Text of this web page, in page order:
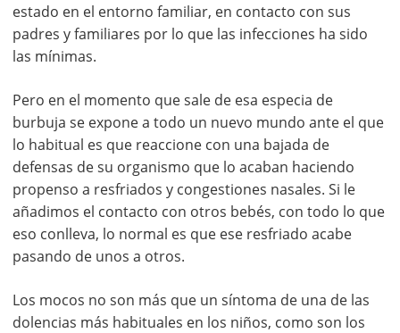
estado en el entorno familiar, en contacto con sus
padres y familiares por lo que las infecciones ha sido
las mínimas.
Pero en el momento que sale de esa especia de
burbuja se expone a todo un nuevo mundo ante el que
lo habitual es que reaccione con una bajada de
defensas de su organismo que lo acaban haciendo
propenso a resfriados y congestiones nasales. Si le
añadimos el contacto con otros bebés, con todo lo que
eso conlleva, lo normal es que ese resfriado acabe
pasando de unos a otros.
Los mocos no son más que un síntoma de una de las
dolencias más habituales en los niños, como son los